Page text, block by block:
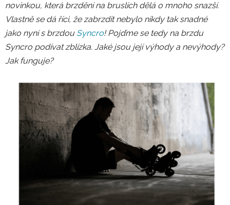
novinkou, která brzdění na bruslích dělá o mnoho snazší.
Vlastně se dá říci, že zabrzdit nebylo nikdy tak snadné
jako nyní s brzdou Syncro! Pojďme se tedy na brzdu
Syncro podívat zblízka. Jaké jsou její výhody a nevýhody?
Jak funguje?